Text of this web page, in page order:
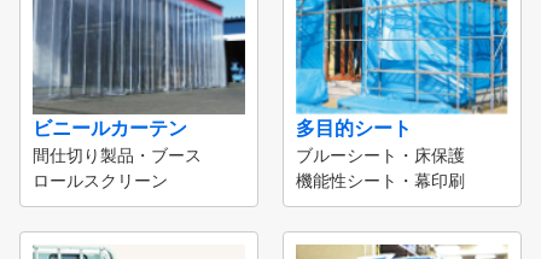
ビニールカーテン
間仕切り製品・ブース
ロールスクリーン
多目的シート
ブルーシート・床保護
機能性シート・幕印刷